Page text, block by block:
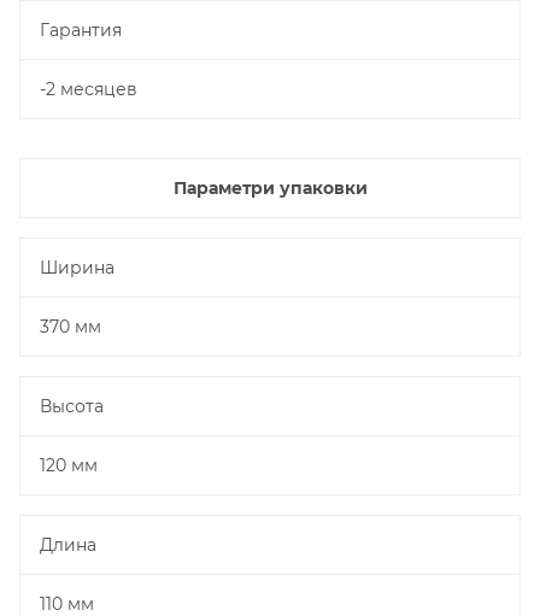
Гарантия
-2 месяцев
Параметри упаковки
Ширина
370 мм
Высота
120 мм
Длина
110 мм